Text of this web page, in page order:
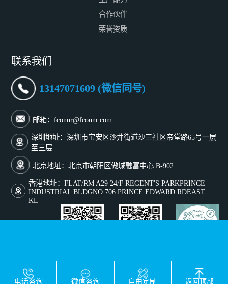
合作伙伴
荣誉资质
联系我们
13147071609 (微信同号)
邮箱：fconnr@fconnr.com
深圳地址：深圳市宝安区沙井街道沙三社区帝堂路65号一层
至三层
北京地址：北京市朝阳区傲城融富中心 B-902
香港地址：FLAT/RM A29 24/F REGENT'S PARKPRINCE
INDUSTRIAL BLDGNO.706 PRINCE EDWARD RDEAST
KL
友情链接： 1688工厂店
电话咨询 微信咨询 自由定制 返回顶部